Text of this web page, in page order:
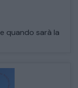
quando sarà la